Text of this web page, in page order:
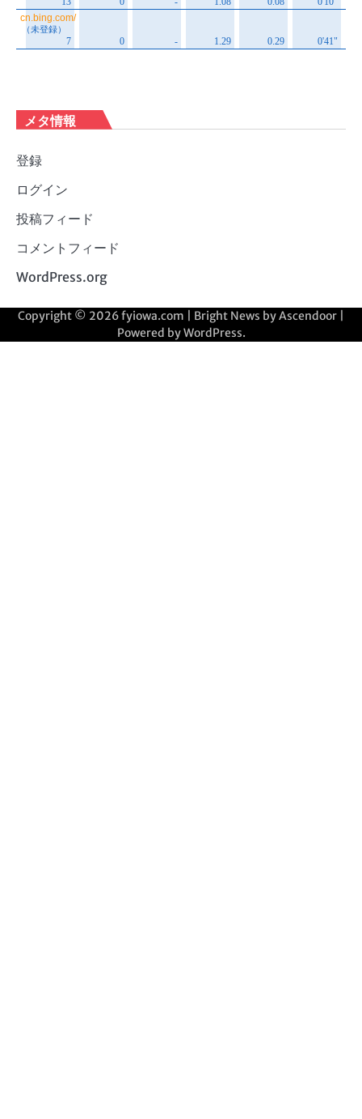
メタ情報
登録
ログイン
投稿フィード
コメントフィード
WordPress.org
Copyright © 2026fyiowa.com | Bright News byAscendoor
Powered byWordPress.